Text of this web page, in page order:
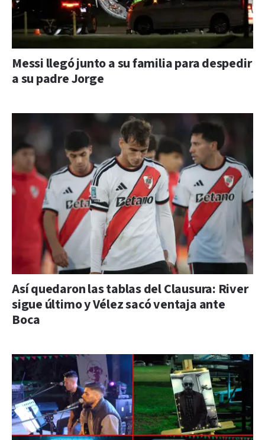
Messi llegó junto a su familia para despedir
a su padre Jorge
Así quedaron las tablas del Clausura: River
sigue último y Vélez sacó ventaja ante
Boca